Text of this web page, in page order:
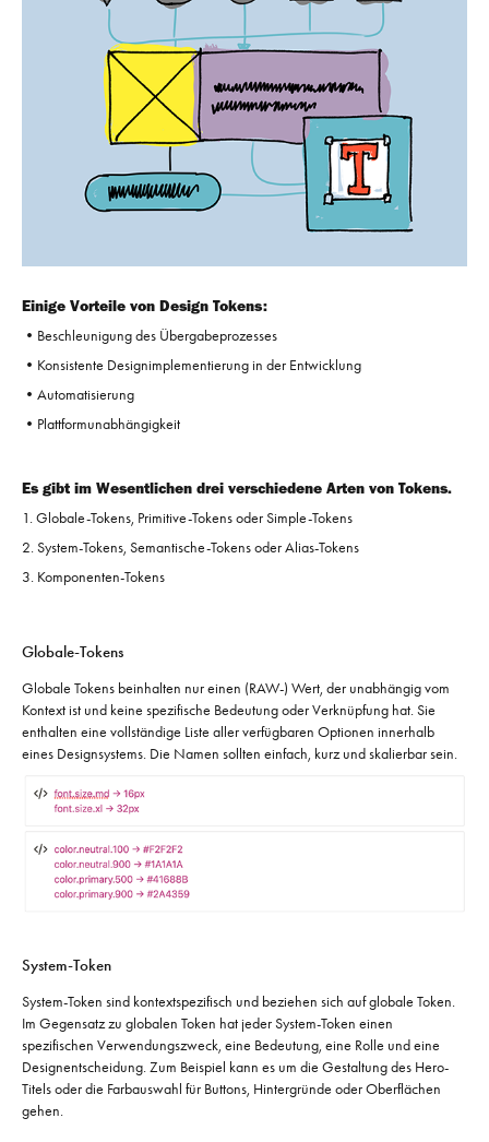
Einige Vorteile von Design Tokens:
•Beschleunigung des Übergabeprozesses
•Konsistente Designimplementierung in der Entwicklung
•Automatisierung
•Plattformunabhängigkeit
Es gibt im Wesentlichen drei verschiedene Arten von Tokens.
1. Globale-Tokens, Primitive-Tokens oder Simple-Tokens
2. System-Tokens, Semantische-Tokens oder Alias-Tokens
3. Komponenten-Tokens
Globale-Tokens
Globale Tokens beinhalten nur einen (RAW-) Wert, der unabhängig vom
Kontext ist und keine spezifische Bedeutung oder Verknüpfung hat. Sie
enthalten eine vollständige Liste aller verfügbaren Optionen innerhalb
eines Designsystems. Die Namen sollten einfach, kurz und skalierbar sein.
System-Token
System-Token sind kontextspezifisch und beziehen sich auf globale Token.
Im Gegensatz zu globalen Token hat jeder System-Token einen
spezifischen Verwendungszweck, eine Bedeutung, eine Rolle und eine
Designentscheidung. Zum Beispiel kann es um die Gestaltung des Hero-
Titels oder die Farbauswahl für Buttons, Hintergründe oder Oberflächen
gehen.